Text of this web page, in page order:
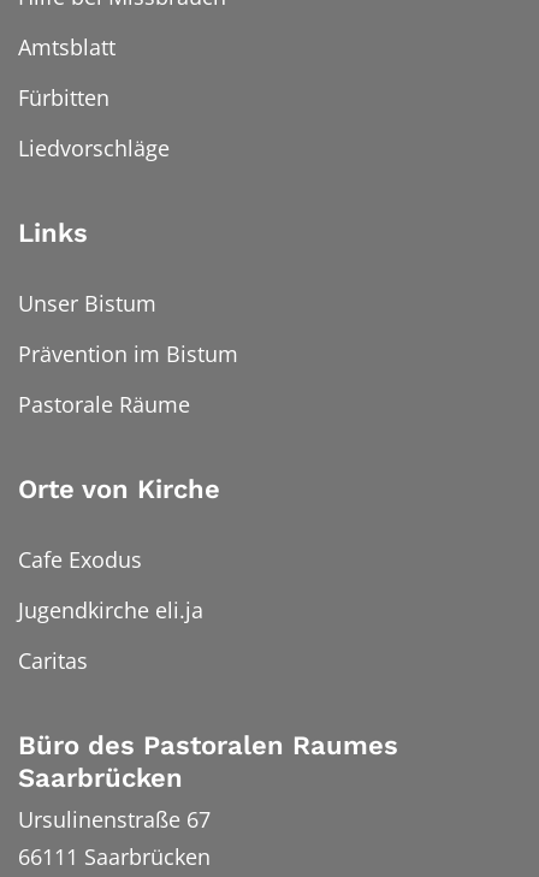
Amtsblatt
Fürbitten
Liedvorschläge
Links
Unser Bistum
Prävention im Bistum
Pastorale Räume
Orte von Kirche
Cafe Exodus
Jugendkirche eli.ja
Caritas
Büro des Pastoralen Raumes
Saarbrücken
Ursulinenstraße 67
66111 Saarbrücken